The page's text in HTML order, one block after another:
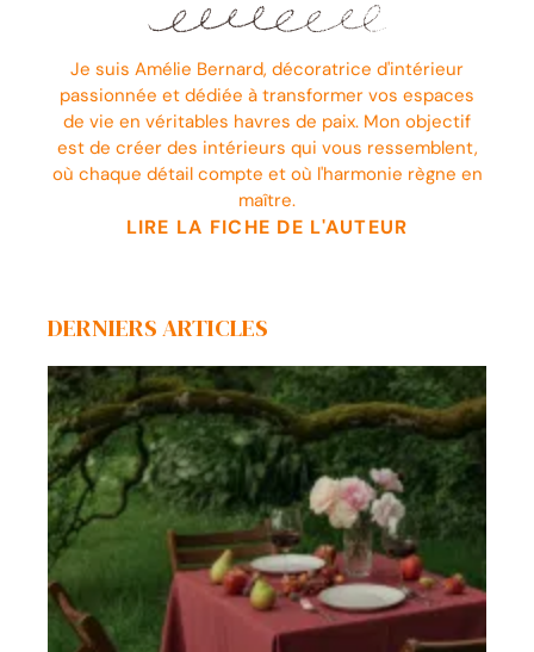
Je suis Amélie Bernard, décoratrice d'intérieur
passionnée et dédiée à transformer vos espaces
de vie en véritables havres de paix. Mon objectif
est de créer des intérieurs qui vous ressemblent,
où chaque détail compte et où l'harmonie règne en
maître.
LIRE LA FICHE DE L'AUTEUR
DERNIERS ARTICLES